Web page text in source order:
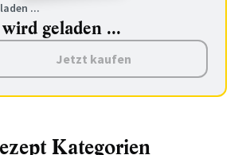
...
geladen ...
Jetzt kaufen
Kategorien